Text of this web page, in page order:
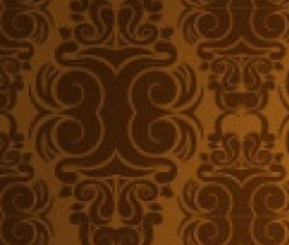
Skip
to
content